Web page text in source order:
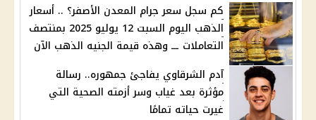
كم سجل سعر جرام المعدن الأصفر؟ .. أسعار
الذهب اليوم السبت 12 يوليو 2025 بمنتصف
التعاملات ـــ وهذه قيمة الجنيه الذهب الآن
آدم الشرقاوي يفاجئ جمهوره.. رسالة
مؤثرة بعد غياب وسر أزمته الصحية التي
غيرت حياته تمامًا